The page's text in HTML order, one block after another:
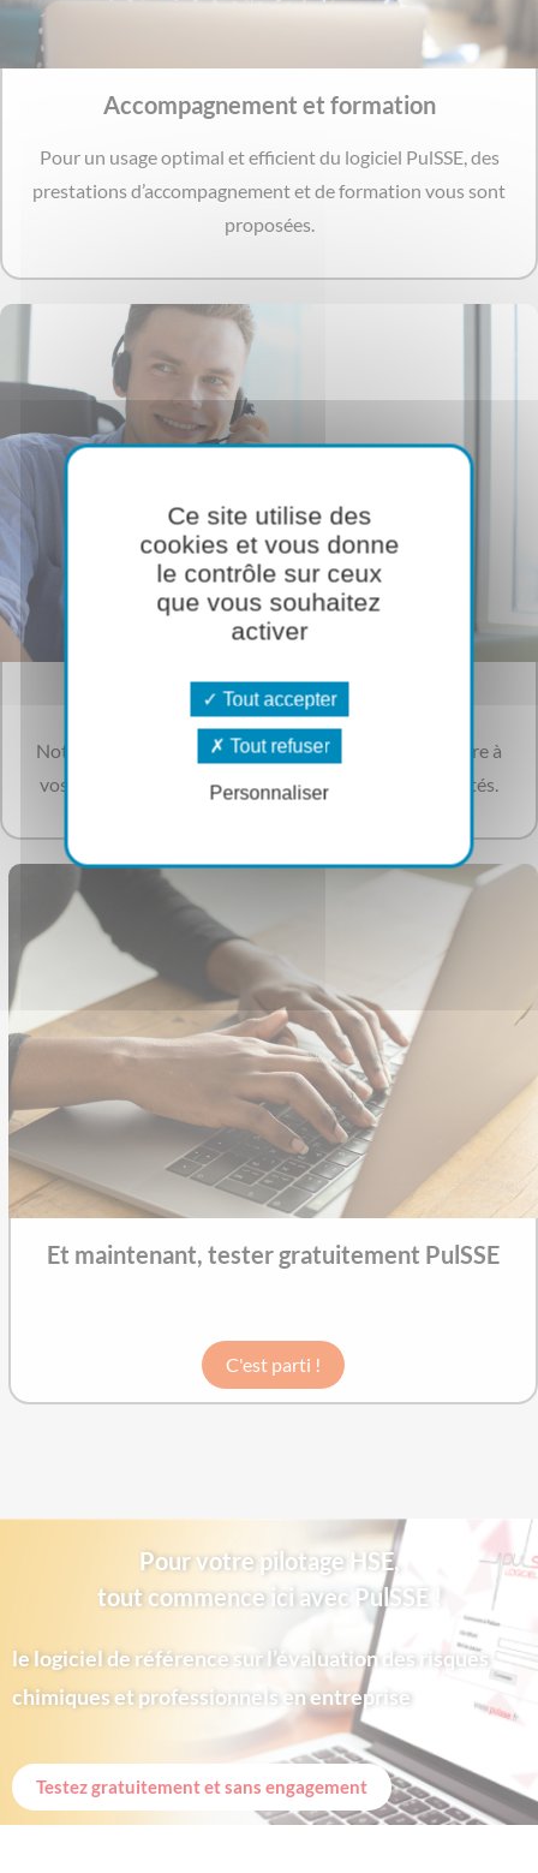
Accompagnement et formation
Pour un usage optimal et efficient du logiciel PulSSE, des
prestations d’accompagnement et de formation vous sont
proposées.
Assistance technique
Notre équipe support est à votre écoute pour répondre à
vos besoins et pour résoudre rapidement vos difficultés.
Et maintenant, tester gratuitement PulSSE
C'est parti !
Pour votre pilotage HSE,
tout commence ici avec PulSSE !
le logiciel de référence sur l’évaluation des risques
chimiques et professionnels en entreprise
Testez gratuitement et sans engagement
Ce site utilise des
cookies et vous donne
le contrôle sur ceux
que vous souhaitez
activer
Tout accepter
Tout refuser
Personnaliser